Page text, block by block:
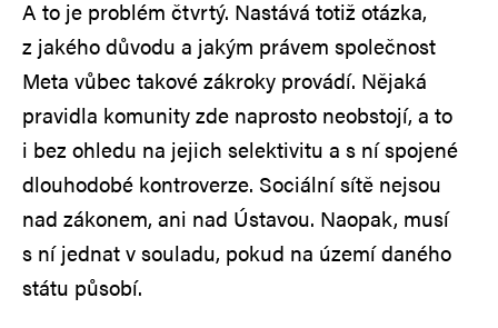
A to je problém čtvrtý. Nastává totiž otázka,
z jakého důvodu a jakým právem společnost
Meta vůbec takové zákroky provádí. Nějaká
pravidla komunity zde naprosto neobstojí, a to
i bez ohledu na jejich selektivitu a s ní spojené
dlouhodobé kontroverze. Sociální sítě nejsou
nad zákonem, ani nad Ústavou. Naopak, musí
s ní jednat v souladu, pokud na území daného
státu působí.